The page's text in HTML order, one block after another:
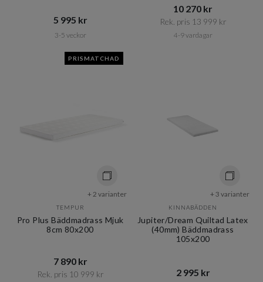
5 995 kr​​
3-5 veckor
10 270 kr​​
Rek. pris 13 999 kr​​
4-9 vardagar
PRISMATCHAD
+ 2 varianter
TEMPUR
Pro Plus Bäddmadrass Mjuk
8cm 80x200
7 890 kr​​
Rek. pris 10 999 kr​​
+ 3 varianter
KINNABÄDDEN
Jupiter/Dream Quiltad Latex
(40mm) Bäddmadrass
105x200
2 995 kr​​